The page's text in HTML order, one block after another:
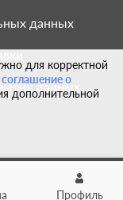
Профиль
для корректной
соглашение о
дополнительной
данных
данных